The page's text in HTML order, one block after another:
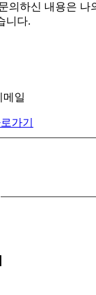
의하신 내용은 나
니다.
메일
가기